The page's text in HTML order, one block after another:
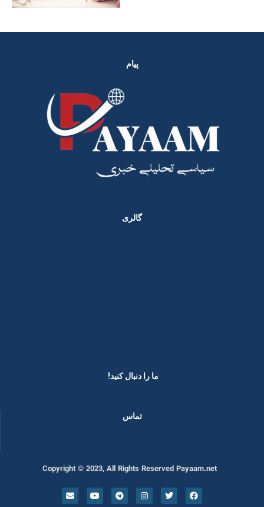
پیام
گالری
ما را دنبال کنید! ​
تماس
Copyright © 2023, All Rights Reserved Payaam.net